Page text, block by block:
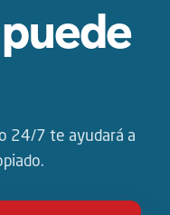
24/7 te ayudará a